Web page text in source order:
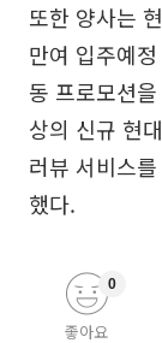
또한 양사는
만여 입주예
동 프로모션
상의 신규 현
러뷰 서비스
했다.
좋아요
0